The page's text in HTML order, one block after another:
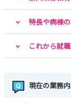
特長や病棟
これから就
現在の業務